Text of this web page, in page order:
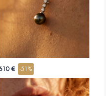
€ -51%